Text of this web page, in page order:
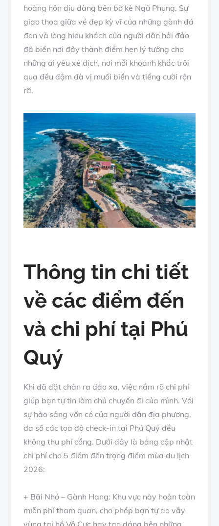
hoàng hôn dịu dàng bên bờ kè Ngũ Phụng. Sự
giao thoa giữa vẻ đẹp kỳ vĩ của những gành đá
đen và lòng hiếu khách của người dân hải đảo
đã biến nơi đây thành điểm hẹn lý tưởng cho
những ai yêu xê dịch, nơi mỗi khoảnh khắc trôi
qua đều đậm đà vị muối biển và tiếng cười rộn
rã.
Thông tin chi tiết
về các điểm đến
và chi phí tại Phú
Quý
Khi đã đặt chân ra đảo xa, việc nắm rõ chi phí
giúp bạn tự tin làm chủ chuyến đi của mình. Với
sự hào sảng vốn có của người dân địa phương,
đa số các tọa độ check-in tại Phú Quý đều
không thu phí cổng. Dưới đây là bảng cập nhật
chi phí cho 5 điểm đến trọng điểm mùa du lịch
2026:
+ Bãi Nhỏ – Gành Hang: Khu vực này hoàn toàn
miễn phí tham quan, cho phép bạn tự do vẫy